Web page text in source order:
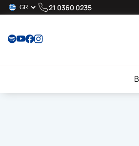
21 0360 0235